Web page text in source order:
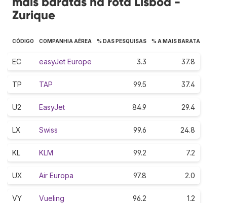
Zurique
CÓDIGO COMPANHIA AÉREA % DAS PESQUISAS % A MAIS BARATA
EC easyJet Europe 3.3 37.8
TP TAP 99.5 37.4
U2 EasyJet 84.9 29.4
LX Swiss 99.6 24.8
KL KLM 99.2 7.2
UX Air Europa 97.8 2.0
VY Vueling 96.2 1.2